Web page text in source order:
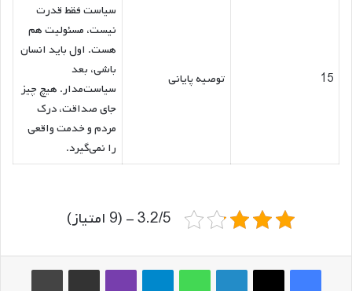
15 توصیه پایانی
سیاست فقط قدرت
نیست، مسئولیت هم
هست. اول باید انسان
باشی، بعد
سیاست‌مدار. هیچ چیز
جای صداقت، درک
مردم و خدمت واقعی
را نمی‌گیرد.
3.2/5 - (9 امتیاز)
فیس بوک ایکس لینکدین واتس آپ تلگرام وایبر اشتراک گذاری از طریق ایمیل چاپ